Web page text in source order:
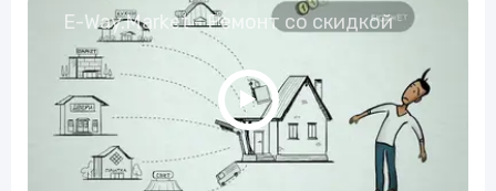
E-Way.Market - Ремонт со скидкой